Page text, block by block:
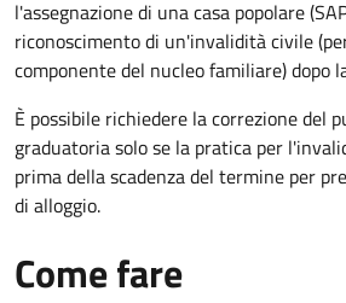
l'assegnazione di una casa popolare
riconoscimento di un'invalidità civile
componente del nucleo familiare) dopo
È possibile richiedere la correzione del
graduatoria solo se la pratica per
prima della scadenza del termine per
di alloggio.
Come fare